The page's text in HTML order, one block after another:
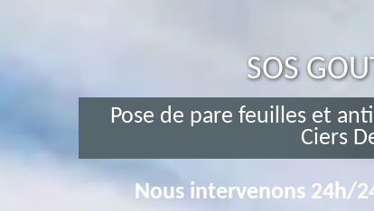
SOS
Pose de pare feuilles et
Ciers
Nous intervenons 24h/